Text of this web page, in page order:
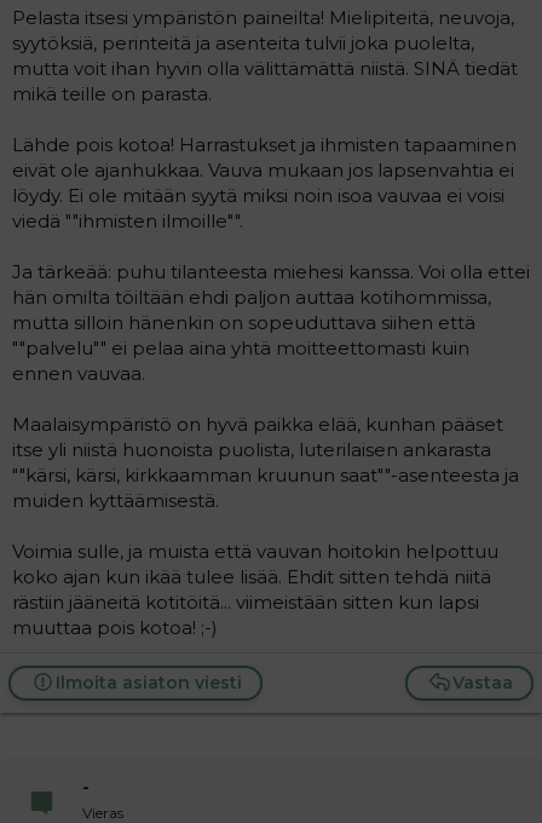
Pelasta itsesi ympäristön paineilta! Mielipiteitä, neuvoja,
syytöksiä, perinteitä ja asenteita tulvii joka puolelta,
mutta voit ihan hyvin olla välittämättä niistä. SINÄ tiedät
mikä teille on parasta.
Lähde pois kotoa! Harrastukset ja ihmisten tapaaminen
eivät ole ajanhukkaa. Vauva mukaan jos lapsenvahtia ei
löydy. Ei ole mitään syytä miksi noin isoa vauvaa ei voisi
viedä ""ihmisten ilmoille"".
Ja tärkeää: puhu tilanteesta miehesi kanssa. Voi olla ettei
hän omilta töiltään ehdi paljon auttaa kotihommissa,
mutta silloin hänenkin on sopeuduttava siihen että
""palvelu"" ei pelaa aina yhtä moitteettomasti kuin
ennen vauvaa.
Maalaisympäristö on hyvä paikka elää, kunhan pääset
itse yli niistä huonoista puolista, luterilaisen ankarasta
""kärsi, kärsi, kirkkaamman kruunun saat""-asenteesta ja
muiden kyttäämisestä.
Voimia sulle, ja muista että vauvan hoitokin helpottuu
koko ajan kun ikää tulee lisää. Ehdit sitten tehdä niitä
rästiin jääneitä kotitöitä... viimeistään sitten kun lapsi
muuttaa pois kotoa! ;-)
Vastaa
Ilmoita asiaton viesti
-
Vieras